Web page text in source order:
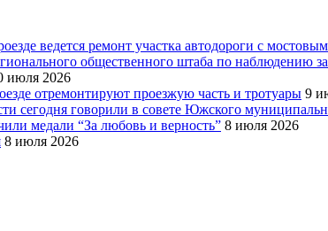
ведется ремонт участка автодороги с
общественного штаба по наблюдению
июля 2026
отремонтируют проезжую часть и тротуары 9
сегодня говорили в совете Южского
медали “За любовь и верность” 8 июля 2026
8 июля 2026